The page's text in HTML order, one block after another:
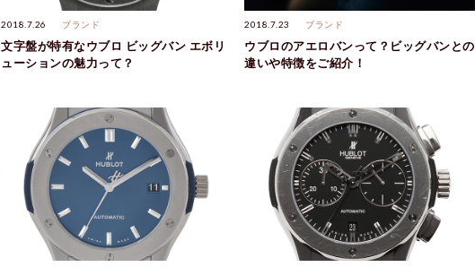
2018.7.26 ブランド
文字盤が特有なウブロ ビッグバン エボリ
ューションの魅力って？
2018.7.23 ブランド
ウブロのアエロバンって？ビッグバンとの
違いや特徴をご紹介！